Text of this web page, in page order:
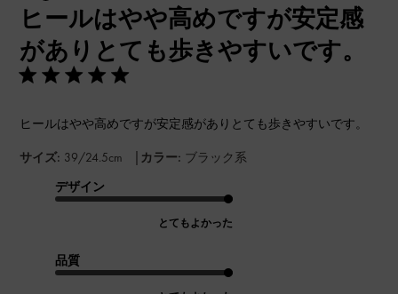
ヒールはやや高めですが安定感
がありとても歩きやすいです。
ヒールはやや高めですが安定感がありとても歩きやすいです。
サイズ: 39/24.5cm | カラー: ブラック系
デザイン
とてもよかった
品質